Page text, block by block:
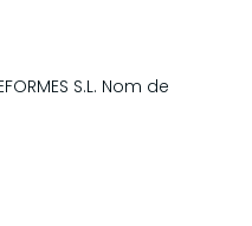
S.L. Nom de